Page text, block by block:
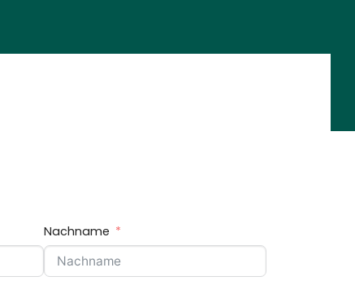
Nachname